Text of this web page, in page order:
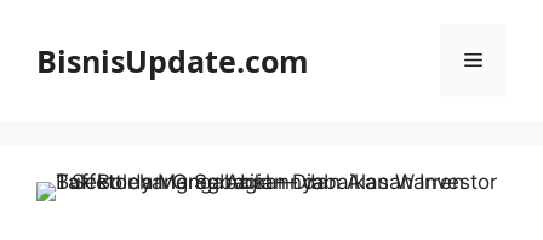
BisnisUpdate.com Menu